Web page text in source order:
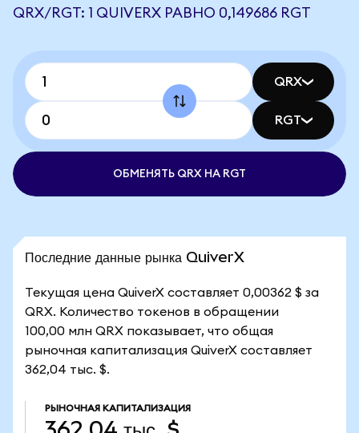
QRX/RGT: 1 QUIVERX РАВНО 0,149686 RGT
QRX
RGT
ОБМЕНЯТЬ QRX НА RGT
Последние данные рынка QuiverX
Текущая цена QuiverX составляет 0,00362 $ за
QRX. Количество токенов в обращении
100,00 млн QRX показывает, что общая
рыночная капитализация QuiverX составляет
362,04 тыс. $.
РЫНОЧНАЯ КАПИТАЛИЗАЦИЯ